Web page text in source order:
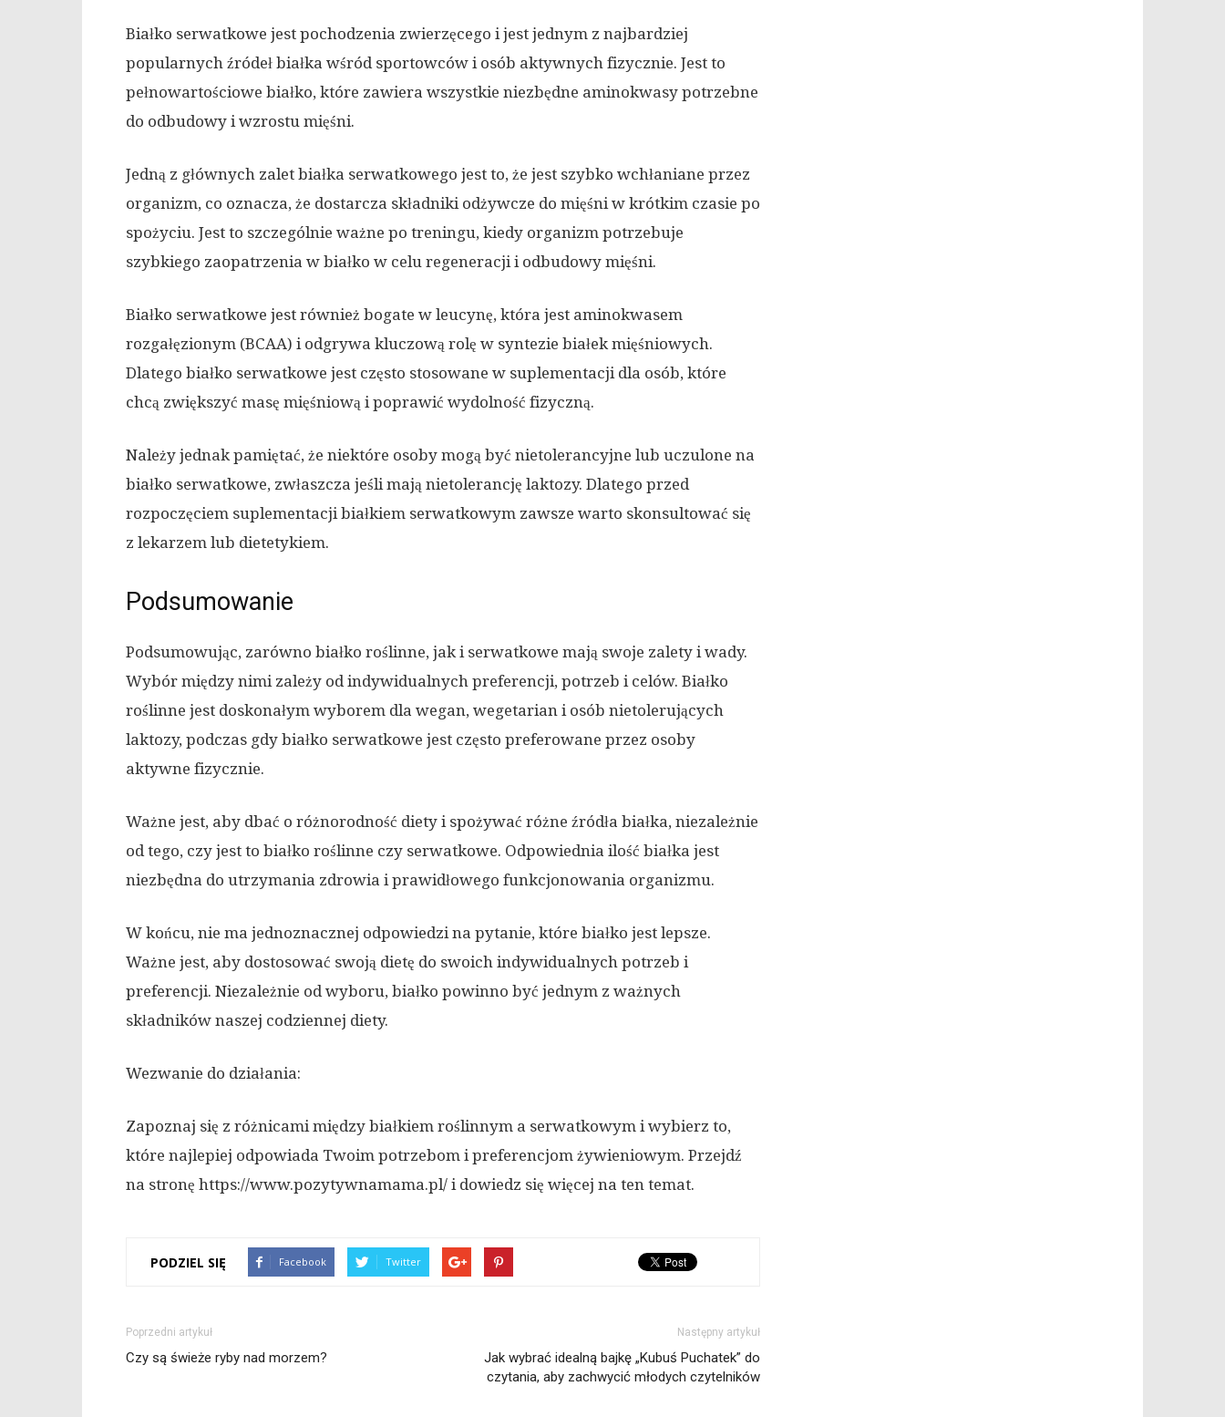
Białko serwatkowe jest pochodzenia zwierzęcego i jest jednym z najbardziej
popularnych źródeł białka wśród sportowców i osób aktywnych fizycznie. Jest to
pełnowartościowe białko, które zawiera wszystkie niezbędne aminokwasy potrzebne
do odbudowy i wzrostu mięśni.
Jedną z głównych zalet białka serwatkowego jest to, że jest szybko wchłaniane przez
organizm, co oznacza, że dostarcza składniki odżywcze do mięśni w krótkim czasie po
spożyciu. Jest to szczególnie ważne po treningu, kiedy organizm potrzebuje
szybkiego zaopatrzenia w białko w celu regeneracji i odbudowy mięśni.
Białko serwatkowe jest również bogate w leucynę, która jest aminokwasem
rozgałęzionym (BCAA) i odgrywa kluczową rolę w syntezie białek mięśniowych.
Dlatego białko serwatkowe jest często stosowane w suplementacji dla osób, które
chcą zwiększyć masę mięśniową i poprawić wydolność fizyczną.
Należy jednak pamiętać, że niektóre osoby mogą być nietolerancyjne lub uczulone na
białko serwatkowe, zwłaszcza jeśli mają nietolerancję laktozy. Dlatego przed
rozpoczęciem suplementacji białkiem serwatkowym zawsze warto skonsultować się
z lekarzem lub dietetykiem.
Podsumowanie
Podsumowując, zarówno białko roślinne, jak i serwatkowe mają swoje zalety i wady.
Wybór między nimi zależy od indywidualnych preferencji, potrzeb i celów. Białko
roślinne jest doskonałym wyborem dla wegan, wegetarian i osób nietolerujących
laktozy, podczas gdy białko serwatkowe jest często preferowane przez osoby
aktywne fizycznie.
Ważne jest, aby dbać o różnorodność diety i spożywać różne źródła białka, niezależnie
od tego, czy jest to białko roślinne czy serwatkowe. Odpowiednia ilość białka jest
niezbędna do utrzymania zdrowia i prawidłowego funkcjonowania organizmu.
W końcu, nie ma jednoznacznej odpowiedzi na pytanie, które białko jest lepsze.
Ważne jest, aby dostosować swoją dietę do swoich indywidualnych potrzeb i
preferencji. Niezależnie od wyboru, białko powinno być jednym z ważnych
składników naszej codziennej diety.
Wezwanie do działania:
Zapoznaj się z różnicami między białkiem roślinnym a serwatkowym i wybierz to,
które najlepiej odpowiada Twoim potrzebom i preferencjom żywieniowym. Przejdź
na stronę https://www.pozytywnamama.pl/ i dowiedz się więcej na ten temat.
PODZIEL SIĘ Facebook Twitter
Poprzedni artykuł
Czy są świeże ryby nad morzem?
Następny artykuł
Jak wybrać idealną bajkę „Kubuś Puchatek” do
czytania, aby zachwycić młodych czytelników